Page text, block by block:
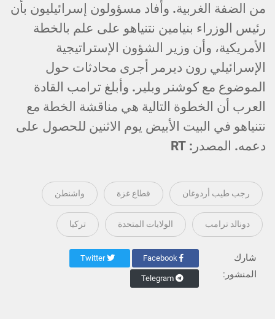
من الضفة الغربية. وأفاد مسؤولون إسرائيليون بأن
رئيس الوزراء بنيامين نتنياهو على علم بالخطة
الأمريكية، وأن وزير الشؤون الإستراتيجية
الإسرائيلي رون ديرمر أجرى محادثات حول
الموضوع مع كوشنر وبلير. وأبلغ ترامب القادة
العرب أن الخطوة التالية هي مناقشة الخطة مع
نتنياهو في البيت الأبيض يوم الاثنين للحصول على
دعمه. المصدر: RT
رجب طيب أردوغان قطاع غزة واشنطن
دونالد ترامب الولايات المتحدة تركيا
شارك
المنشور:
Twitter
Telegram